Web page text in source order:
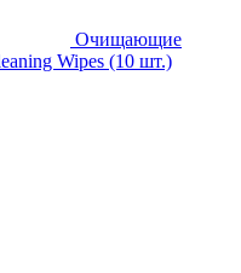
Очищающие
Wipes (10 шт.)